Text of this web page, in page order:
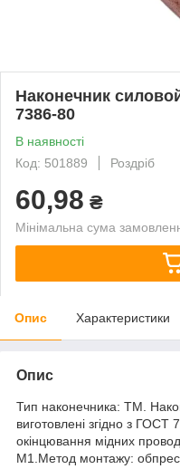
Наконечник
7386-80
В наявності
Код: 501889
Роздріб
60,98 ₴
Мінімальна сума
Опис Характеристики
Опис
Тип наконечника: ТМ.
виготовлені згідно з
окінцювання мідних
М1.Метод монтажу: